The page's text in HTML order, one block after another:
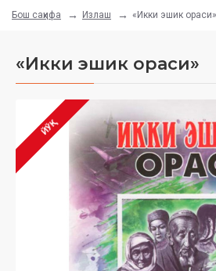
Бош саҳифа Излаш «Икки эшик ораси»
«Икки эшик ораси»
ЙЎҚ